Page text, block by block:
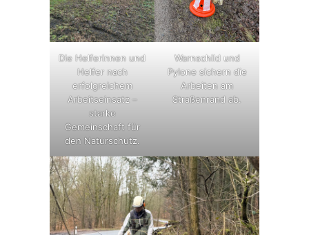
Die Helferinnen und
Helfer nach
erfolgreichem
Arbeitseinsatz –
starke
Gemeinschaft für
den Naturschutz.
Warnschild und
Pylone sichern die
Arbeiten am
Straßenrand ab.